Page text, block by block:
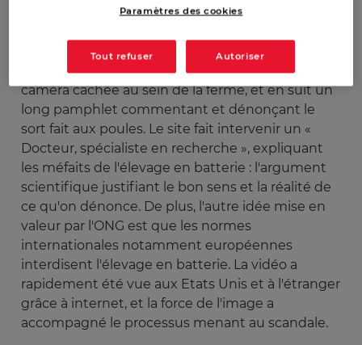
enquêtes qu'ils ont effectuées. Concernant
appelé « macdonaldscruelty.com » (la cruauté de
McDonald's). Ce site montre la vidéo prise en
caméra cachée au sein de la ferme, et en suit un
long pamphlet commentant et dénonçant le
sort fait aux poules. Le site fait intervenir un «
Docteur, spécialiste en recherche », expliquant
les méfaits de l'élevage en batterie : l'argument
scientifique justifiant le bon sens et la réalité de
ce qu'on dénonce. De plus, l'autre idée mise en
valeur par l'ONG est que les normes
internationales notamment européennes
interdisent l'élevage en batterie. La vidéo a
rapidement été vue aux Etats Unis et à l'étranger
grâce à internet, et la force de l'image a
accompagné le processus menant au scandale.
Paramètres des cookies
Tout refuser Autoriser